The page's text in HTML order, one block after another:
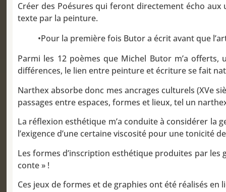
Créer des Poésures qui feront directement écho aux
texte par la peinture.
•Pour la première fois Butor a écrit avant que
Parmi les 12 poèmes que Michel Butor m’a
différences, le lien entre peinture et écriture se fait
Narthex absorbe donc mes ancrages culturels (XVe
passages entre espaces, formes et lieux, tel un
La réflexion esthétique m’a conduite à considérer la
l’exigence d’une certaine viscosité pour une tonicité
Les formes d’inscription esthétique produites par
conte » !
Ces jeux de formes et de graphies ont été réalisés en